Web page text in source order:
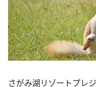
さがみ湖リゾートプレ